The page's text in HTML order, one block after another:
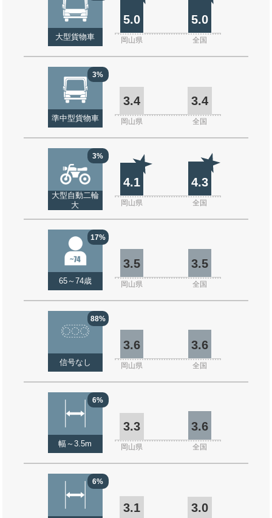
大型貨物車
5.0 5.0
岡山県 全国
3%
準中型貨物車
3.4 3.4
岡山県 全国
3%
大型自動二輪
大
4.1 4.3
岡山県 全国
17%
65～74歳
3.5 3.5
岡山県 全国
88%
信号なし
3.6 3.6
岡山県 全国
6%
幅～3.5m
3.3 3.6
岡山県 全国
6%
3.1 3.0